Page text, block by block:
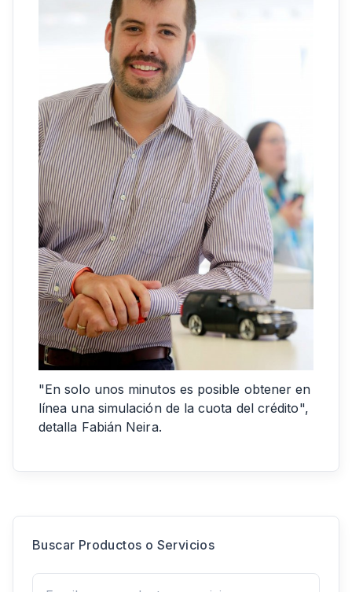
"En solo unos minutos es posible obtener en
línea una simulación de la cuota del crédito",
detalla Fabián Neira.
Buscar Productos o Servicios